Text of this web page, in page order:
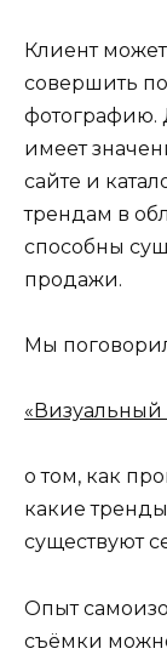
Клиент
совершить
фотографию.
имеет
сайте и
трендам в
способны
продажи.
Мы
«Визуальный
о том, как
какие
существуют
Опыт
съёмки